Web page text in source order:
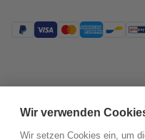
Wir verwenden
Wir setzen Cookies ein, um